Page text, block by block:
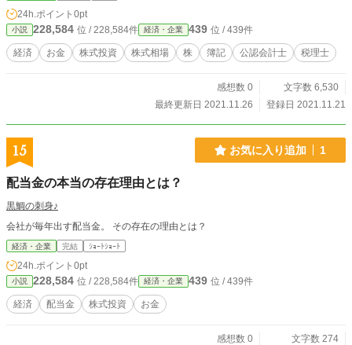
24h.ポイント 0pt
小説 228,584 位 / 228,584件 経済・企業 439 位 / 439件
経済 お金 株式投資 株式相場 株 簿記 公認会計士 税理士
感想数 0
文字数 6,530
最終更新日 2021.11.26
登録日 2021.11.21
15 お気に入り追加 1
配当金の本当の存在理由とは？
黒鯛の刺身♪
会社が毎年出す配当金。 その存在の理由とは？
経済・企業 完結 ｼｮｰﾄｼｮｰﾄ
24h.ポイント 0pt
小説 228,584 位 / 228,584件 経済・企業 439 位 / 439件
経済 配当金 株式投資 お金
感想数 0
文字数 274